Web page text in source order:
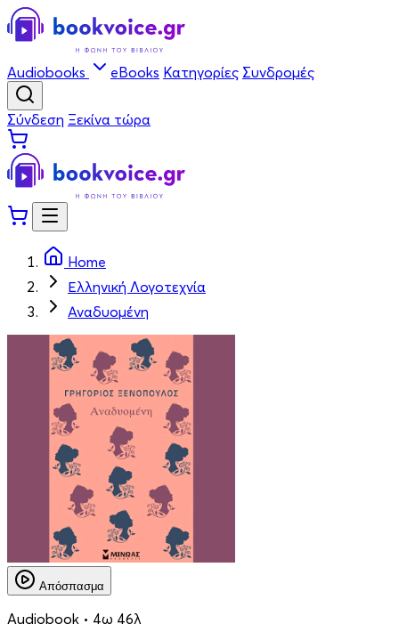
Audiobooks eBooks Κατηγορίες Συνδρομές
Σύνδεση Ξεκίνα τώρα
Home
Ελληνική Λογοτεχνία
Αναδυομένη
Απόσπασμα
Audiobook • 4ω 46λ